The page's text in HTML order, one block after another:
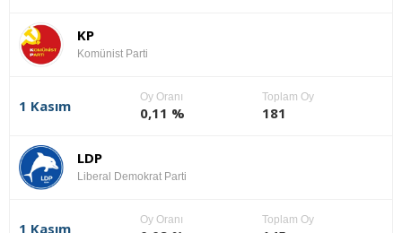
KP
Komünist Parti
1 Kasım
Oy Oranı
0,11 %
Toplam Oy
181
LDP
Liberal Demokrat Parti
1 Kasım
Oy Oranı Toplam Oy